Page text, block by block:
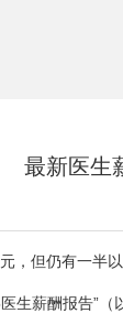
最新医生
但仍有一半
薪酬报告”（